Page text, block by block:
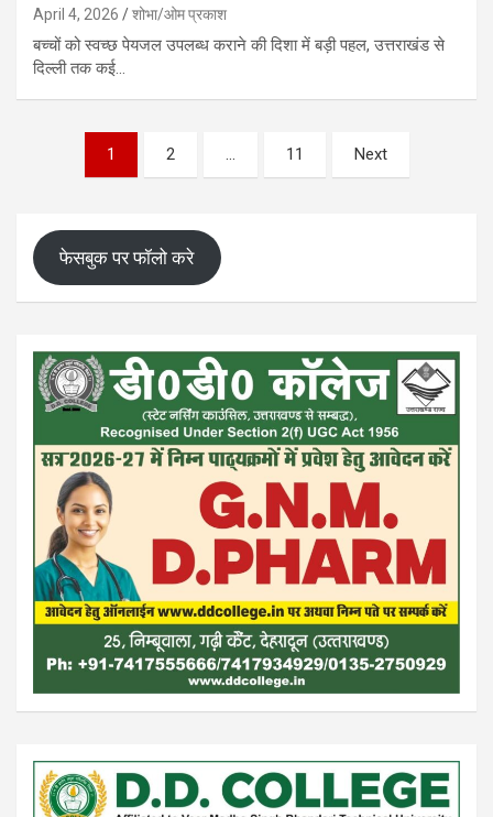
April 4, 2026 शोभा/ओम प्रकाश
बच्चों को स्वच्छ पेयजल उपलब्ध कराने की दिशा में बड़ी पहल, उत्तराखंड से
दिल्ली तक कई…
pagination
1 2 … 11 Next
फेसबुक पर फॉलो करे